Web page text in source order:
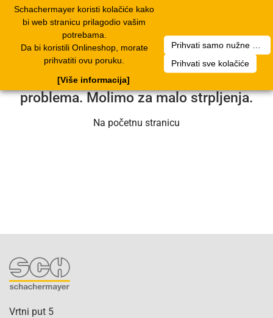
Schachermayer koristi kolačiće kako
bi web stranicu prilagodio vašim
potrebama.
Da bi koristili Onlineshop, morate
prihvatiti ovu poruku.
Prihvati sve kolačiće
[Više informacija]
Nažalost, došlo je do pogreške. Naš
servisni tim radi na rješavanju
problema. Molimo za malo strpljenja.
Na početnu stranicu
Vrtni put 5